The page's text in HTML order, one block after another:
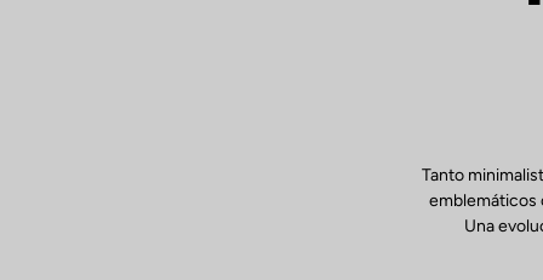
Tanto
emblemáticos
Una